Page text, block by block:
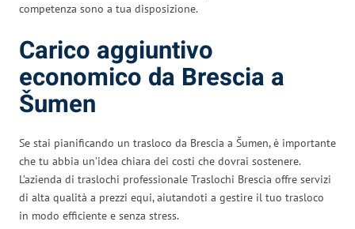
competenza sono a tua disposizione.
Carico aggiuntivo
economico da Brescia a
Šumen
Se stai pianificando un trasloco da Brescia a Šumen, è importante
che tu abbia un’idea chiara dei costi che dovrai sostenere.
L’azienda di traslochi professionale Traslochi Brescia offre servizi
di alta qualità a prezzi equi, aiutandoti a gestire il tuo trasloco
in modo efficiente e senza stress.